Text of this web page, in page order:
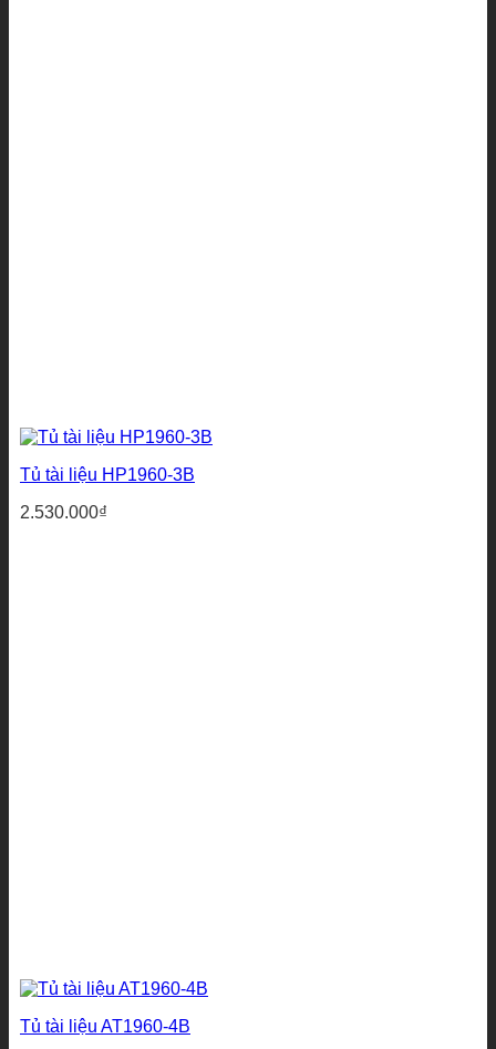
Tủ tài liệu HP1960-3B
2.530.000₫
Tủ tài liệu AT1960-4B